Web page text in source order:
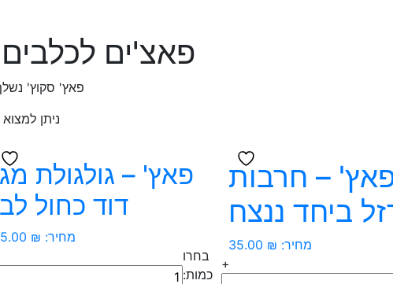
פאצ'ים לכלבים
פאץ' סקוץ'
ניתן
– חרבות
ביחד ננצח
מחיר: 35.00 ₪
+
פאץ' – גולגולת
דוד כחול
מחיר: ₪
בחרו
כמות: כמות